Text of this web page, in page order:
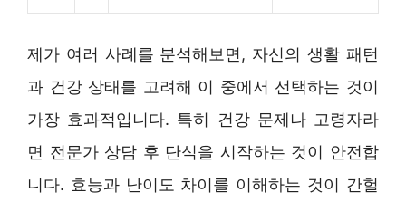
제가 여러 사례를 분석해보면, 자신의 생활 패턴
과 건강 상태를 고려해 이 중에서 선택하는 것이
가장 효과적입니다. 특히 건강 문제나 고령자라
면 전문가 상담 후 단식을 시작하는 것이 안전합
니다. 효능과 난이도 차이를 이해하는 것이 간헐